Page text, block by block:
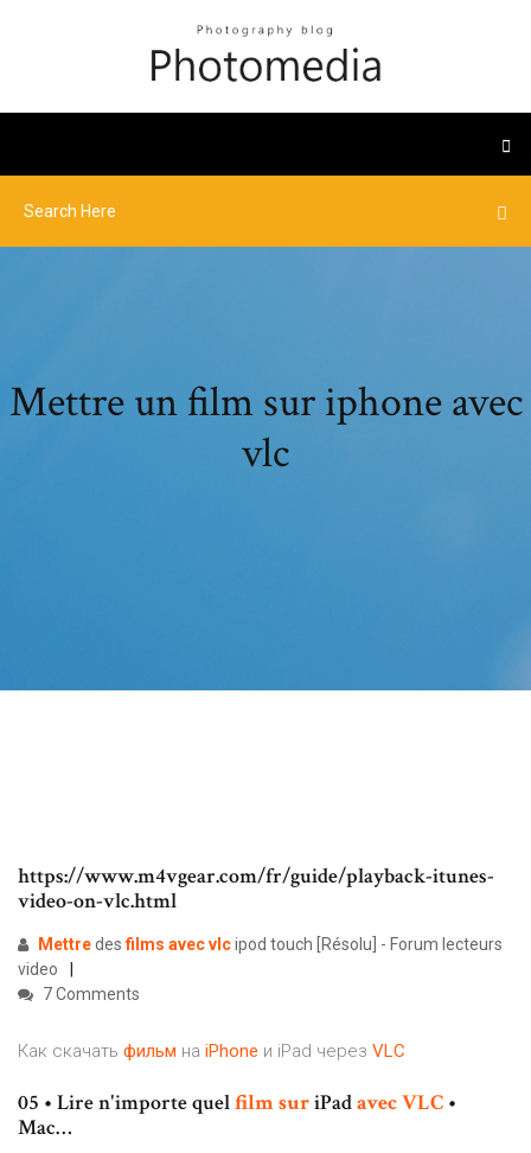
Mettre un film sur iphone avec
vlc
https://www.m4vgear.com/fr/guide/playback-itunes-
video-on-vlc.html
Mettredes films avecvlcipod touch [Résolu] - Forum lecteurs
video
7 Comments
Как скачать фильм на iPhone и iPad через VLC
05 • Lire n'importe quelfilmsuriPadavecVLC •
Mac…